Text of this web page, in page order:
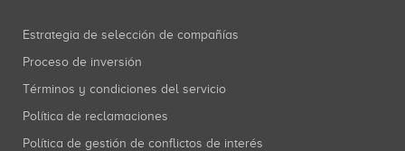
Estrategia de selección de compañías
Proceso de inversión
Términos y condiciones del servicio
Política de reclamaciones
Política de gestión de conflictos de interés